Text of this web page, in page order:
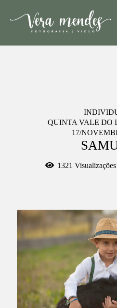
QUINTA VALE DO
17/
1321 Visualizações